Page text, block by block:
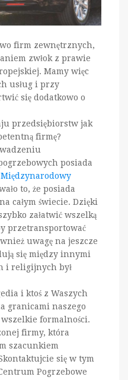
firm zewnętrznych,
zwłok z prawie
Mamy więc
usług i przy
się dodatkowo o
przedsiębiorstw jak
firmę?
posiada
Międzynarodowy
to, że posiada
całym świecie. Dzięki
załatwić wszelką
przetransportować
uwagę na jeszcze
się między innymi
i religijnych był
i ktoś z Waszych
granicami naszego
formalności.
firmy, która
szacunkiem
się w tym
Pogrzebowe